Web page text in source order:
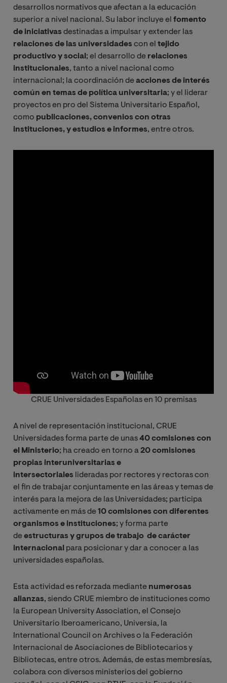
desarrollos normativos que afectan a la educación
superior a nivel nacional. Su labor incluye el fomento
de iniciativas destinadas a impulsar y extender las
relaciones de las universidades con el tejido
productivo y social ; el desarrollo de relaciones
institucionales, tanto a nivel nacional como
internacional; la coordinación deacciones de interés
común en temas de política universitaria; y el liderar
proyectos en pro del Sistema Universitario Español,
como publicaciones, convenios con otras
instituciones, y estudios e informes, entre otros.
CRUE Universidades Españolas en 10 premisas
A nivel de representación institucional, CRUE
Universidades forma parte de unas40 comisiones con
el Ministerio; ha creado en torno a20 comisiones
propias interuniversitarias e
intersectoriales lideradas por rectores y rectoras con
el fin de trabajar conjuntamente en las áreas y temas de
interés para la mejora de las Universidades; participa
activamente en más de10comisiones con diferentes
organismos e instituciones; y forma parte
deestructuras y grupos de trabajo de carácter
internacional para posicionar y dar a conocer a las
universidades españolas.
Esta actividad es reforzada mediante numerosas
alianzas, siendo CRUE miembro de instituciones como
la European University Association, el Consejo
Universitario Iberoamericano, Universia, la
International Council on Archives o la Federación
Internacional de Asociaciones de Bibliotecarios y
Bibliotecas, entre otros. Además, de estas membresías,
colabora con diversos ministerios del gobierno